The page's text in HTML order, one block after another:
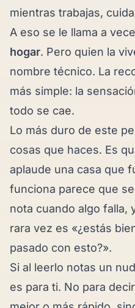
mientras trabajas,
A eso se le llama a
hogar. Pero quien la
nombre técnico. La
más simple: la
todo se cae.
Lo más duro de este
cosas que haces. Es
aplaude una casa que
funciona parece que
nota cuando algo falla,
rara vez es «¿estás
pasado con esto?».
Si al leerlo notas un
es para ti. No para